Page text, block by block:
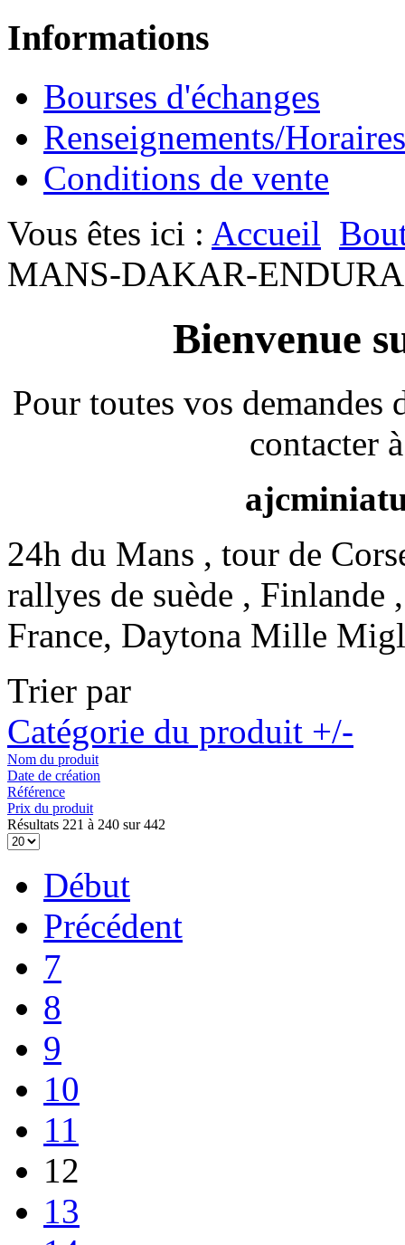
Informations
Bourses d'échanges
Renseignements/Horaires
Conditions de vente
Vous êtes ici : Accueil
MANS-DAKAR-
Bienvenue
Pour toutes vos
contacter
24h du Mans , tour de
rallyes de suède , Finlande
France, Daytona Mille
Trier par
Catégorie du produit +/-
Nom du produit
Date de création
Référence
Prix du produit
Résultats 221 à 240 sur 442
Début
Précédent
7
8
9
10
11
12
13